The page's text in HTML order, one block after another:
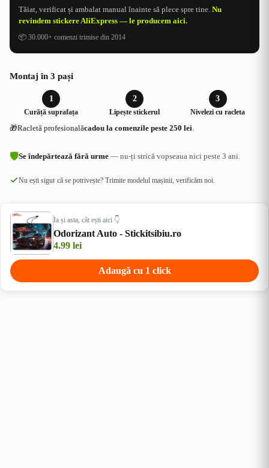
Tăiat, verificat și ambalat manual înainte să plece spre tine. Nu
revindem stickere AliExpress — le producem aici.
📦 30.000+ comenzi trimise din 2014
Montaj în 3 pași
1
Curăță suprafața
2
Lipește stickerul
3
Nivelezi cu racleta
🎁Racletă profesionalăcadou la comenzile peste 250 lei
🛡Se îndepărtează fără urme — nu-ți strică vopseaua nici peste 3 ani.
Nu ești sigur că se potrivește? Trimite modelul mașinii, verificăm noi.
Ia și asta, cât ești aici 👇
Odorizant Auto - Stickitsibiu.ro
4.99 lei
Adaugă cu 1 click